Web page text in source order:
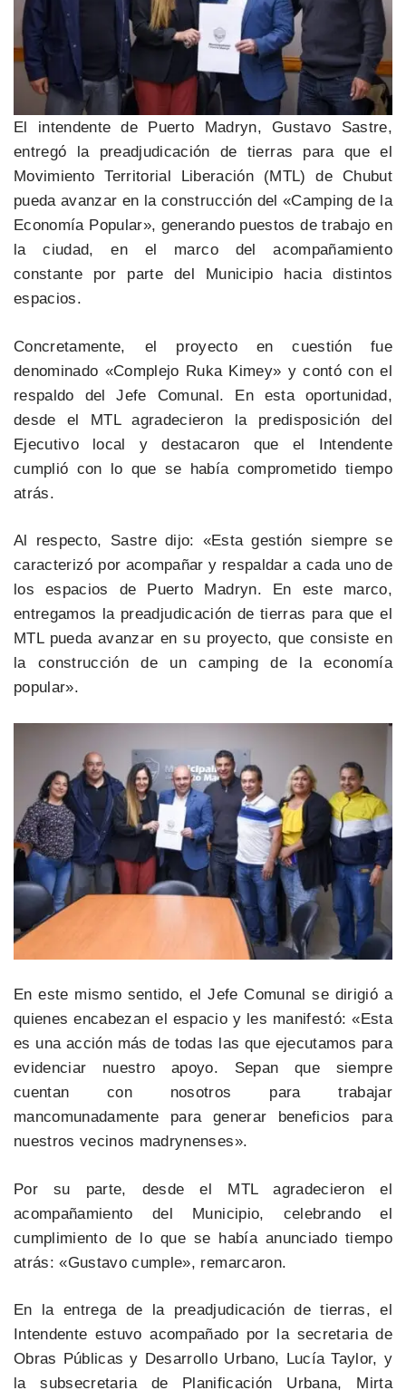
El intendente de Puerto Madryn, Gustavo Sastre,
entregó la preadjudicación de tierras para que el
Movimiento Territorial Liberación (MTL) de Chubut
pueda avanzar en la construcción del «Camping de la
Economía Popular», generando puestos de trabajo en
la ciudad, en el marco del acompañamiento
constante por parte del Municipio hacia distintos
espacios.
Concretamente, el proyecto en cuestión fue
denominado «Complejo Ruka Kimey» y contó con el
respaldo del Jefe Comunal. En esta oportunidad,
desde el MTL agradecieron la predisposición del
Ejecutivo local y destacaron que el Intendente
cumplió con lo que se había comprometido tiempo
atrás.
Al respecto, Sastre dijo: «Esta gestión siempre se
caracterizó por acompañar y respaldar a cada uno de
los espacios de Puerto Madryn. En este marco,
entregamos la preadjudicación de tierras para que el
MTL pueda avanzar en su proyecto, que consiste en
la construcción de un camping de la economía
popular».
En este mismo sentido, el Jefe Comunal se dirigió a
quienes encabezan el espacio y les manifestó: «Esta
es una acción más de todas las que ejecutamos para
evidenciar nuestro apoyo. Sepan que siempre
cuentan con nosotros para trabajar
mancomunadamente para generar beneficios para
nuestros vecinos madrynenses».
Por su parte, desde el MTL agradecieron el
acompañamiento del Municipio, celebrando el
cumplimiento de lo que se había anunciado tiempo
atrás: «Gustavo cumple», remarcaron.
En la entrega de la preadjudicación de tierras, el
Intendente estuvo acompañado por la secretaria de
Obras Públicas y Desarrollo Urbano, Lucía Taylor, y
la subsecretaria de Planificación Urbana, Mirta